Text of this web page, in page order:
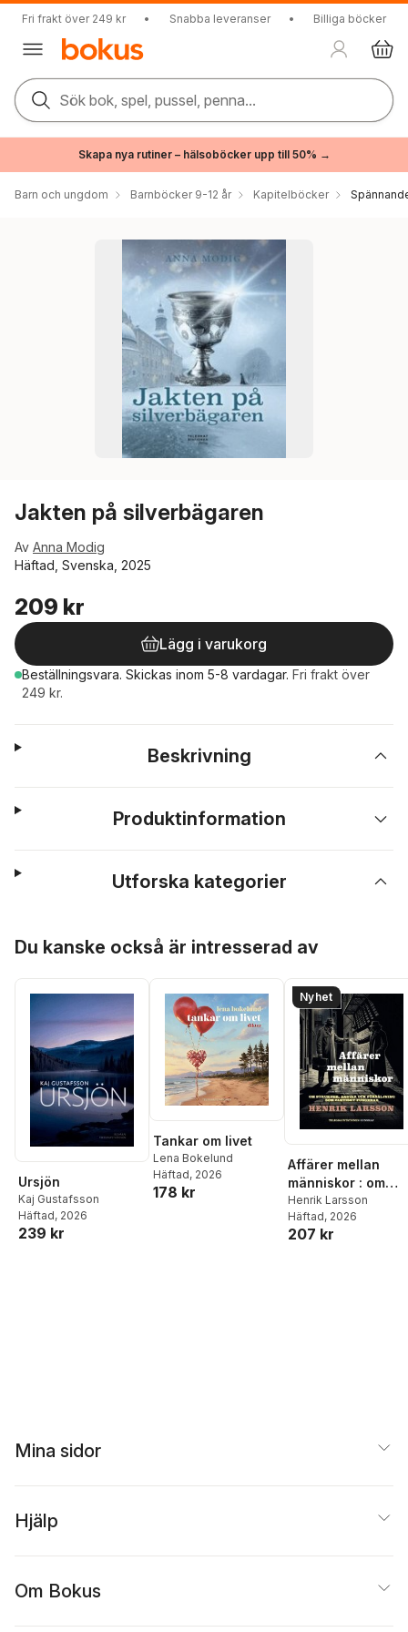
Fri frakt över 249 kr • Snabba leveranser • Billiga böcker
Sök bok, spel, pussel, penna...
Skapa nya rutiner – hälsoböcker upp till 50% →
Barn och ungdom Barnböcker 9-12 år Kapitelböcker
Jakten på silverbägaren
Av Anna Modig
Häftad, Svenska, 2025
209 kr
Lägg i varukorg
Beställningsvara. Skickas inom 5-8 vardagar. Fri frakt över
249 kr.
Beskrivning
Produktinformation
Utforska kategorier
Du kanske också är intresserad av
Ursjön
Kaj Gustafsson
Häftad, 2026
239 kr
Tankar om livet
Lena Bokelund
Häftad, 2026
178 kr
Nyhet
Affärer mellan
människor : om
struktur, ansvar
och försäljning
som faktiskt
Henrik Larsson
Häftad, 2026
207 kr
Mina sidor
Hjälp
Om Bokus